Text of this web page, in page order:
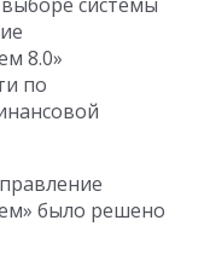
8.0»
по
было решено